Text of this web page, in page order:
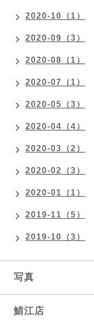
2020-10（1）
2020-09（3）
2020-08（1）
2020-07（1）
2020-05（3）
2020-04（4）
2020-03（2）
2020-02（3）
2020-01（1）
2019-11（5）
2019-10（3）
写真
鯖江店